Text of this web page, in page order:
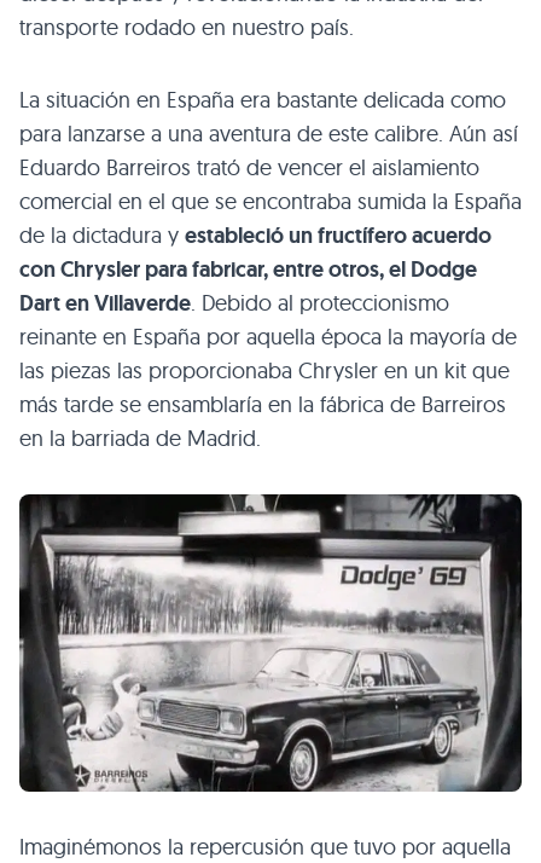
transporte rodado en nuestro país.
La situación en España era bastante delicada como
para lanzarse a una aventura de este calibre. Aún así
Eduardo Barreiros trató de vencer el aislamiento
comercial en el que se encontraba sumida la España
de la dictadura y estableció un fructífero acuerdo
con Chrysler para fabricar, entre otros, el Dodge
Dart en Villaverde. Debido al proteccionismo
reinante en España por aquella época la mayoría de
las piezas las proporcionaba Chrysler en un kit que
más tarde se ensamblaría en la fábrica de Barreiros
en la barriada de Madrid.
Imaginémonos la repercusión que tuvo por aquella